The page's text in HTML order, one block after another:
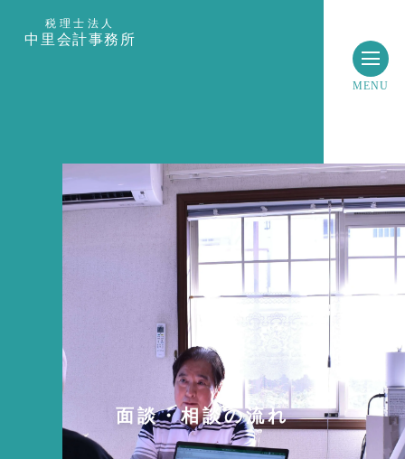
税理士法人
中里会計事務所
MENU
面談・相談の流れ